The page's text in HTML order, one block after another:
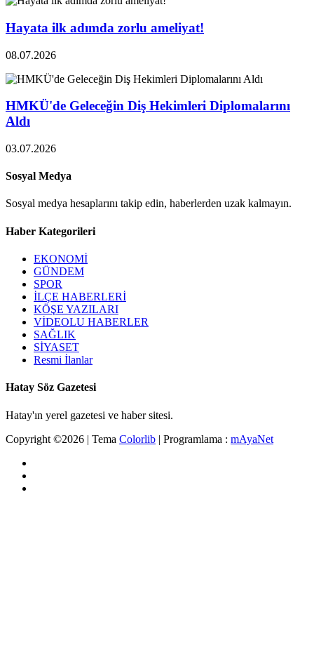
Hayata ilk adımda zorlu ameliyat!
08.07.2026
HMKÜ'de Geleceğin Diş Hekimleri Diplomalarını
Aldı
03.07.2026
Sosyal Medya
Sosyal medya hesaplarını takip edin, haberlerden uzak kalmayın.
Haber Kategorileri
EKONOMİ
GÜNDEM
SPOR
İLÇE HABERLERİ
KÖŞE YAZILARI
VİDEOLU HABERLER
SAĞLIK
SİYASET
Resmi İlanlar
Hatay Söz Gazetesi
Hatay'ın yerel gazetesi ve haber sitesi.
Copyright ©2026 | Tema Colorlib | Programlama : mAyaNet